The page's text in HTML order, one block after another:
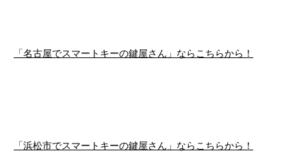
「名古屋でスマートキーの鍵屋さん」ならこちらから！
「浜松市でスマートキーの鍵屋さん」ならこちらから！